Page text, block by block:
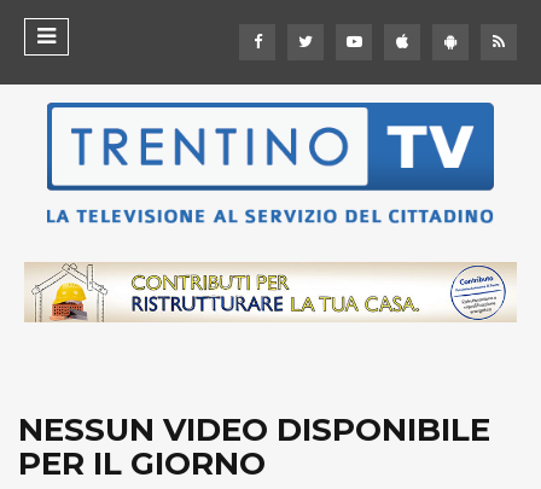
NESSUN VIDEO DISPONIBILE
PER IL GIORNO